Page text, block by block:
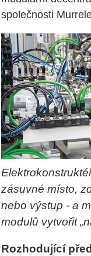
společnosti
zásuvné místo,
nebo výstup - a
modulů vytvořit
Rozhodující